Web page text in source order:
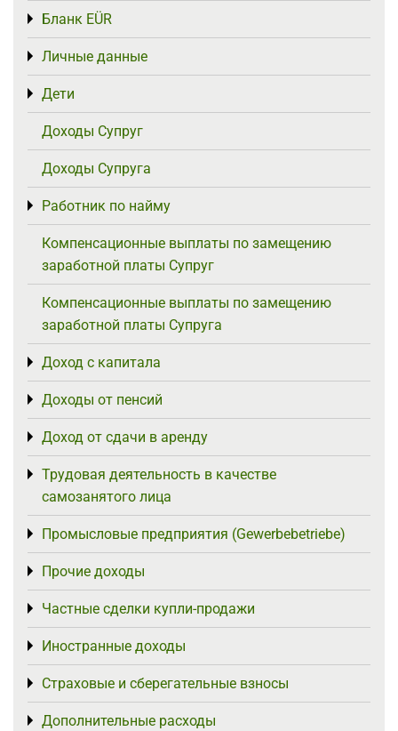
Бланк EÜR
Toggle menu
Личные данные
Toggle menu
Дети
Toggle menu
Доходы Супруг
Доходы Супруга
Работник по найму
Toggle menu
Компенсационные выплаты по замещению
заработной платы Супруг
Компенсационные выплаты по замещению
заработной платы Супруга
Доход с капитала
Toggle menu
Доходы от пенсий
Toggle menu
Доход от сдачи в аренду
Toggle menu
Трудовая деятельность в качестве
самозанятого лица
Toggle menu
Промысловые предприятия (Gewerbebetriebe)
Toggle menu
Прочие доходы
Toggle menu
Частные сделки купли-продажи
Toggle menu
Иностранные доходы
Toggle menu
Страховые и сберегательные взносы
Toggle menu
Дополнительные расходы
Toggle menu